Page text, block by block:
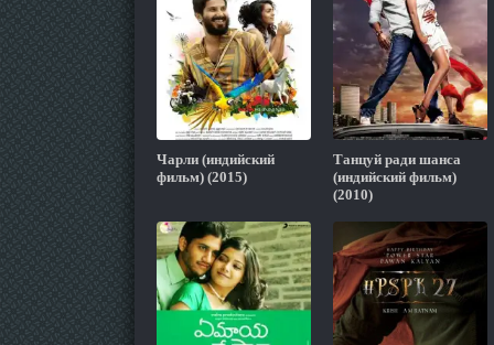
Чарли (индийский
фильм) (2015)
Танцуй ради шанса
(индийский фильм)
(2010)